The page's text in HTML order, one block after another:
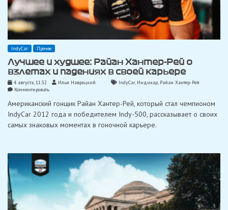
IndyCar Прочее
Лучшее и худшее: Райан Хантер-Рей о
взлетах и ​​падениях в своей карьере
4 августа, 11:32 Илья Навроцкий IndyCar, Индикар, Райан Хантер-Рей
Комментироватьon
и
Райан
Хантер-
и
падениях
в
карьере
Американский гонщик Райан Хантер-Рей, который стал чемпионом
IndyCar 2012 года и победителем Indy-500, рассказывает о своих
самых знаковых моментах в гоночной карьере.